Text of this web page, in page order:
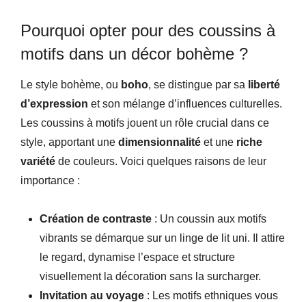
Pourquoi opter pour des coussins à
motifs dans un décor bohème ?
Le style bohème, ou boho, se distingue par sa liberté
d’expression et son mélange d’influences culturelles.
Les coussins à motifs jouent un rôle crucial dans ce
style, apportant une dimensionnalité et une riche
variété de couleurs. Voici quelques raisons de leur
importance :
Création de contraste : Un coussin aux motifs
vibrants se démarque sur un linge de lit uni. Il attire
le regard, dynamise l’espace et structure
visuellement la décoration sans la surcharger.
Invitation au voyage : Les motifs ethniques vous